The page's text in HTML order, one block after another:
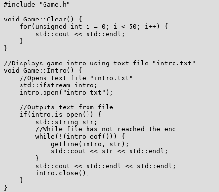
#include "Game.h"
void Game::Clear() {
    for(unsigned int i = 0; i < 50; i++) {
        std::cout << std::endl;
    }
}
//Displays game intro using text file "intro.txt"
void Game::Intro() {
    //Opens text file "intro.txt"
    std::ifstream intro;
    intro.open("intro.txt");
    //Outputs text from file
    if(intro.is_open()) {
        std::string str;
        //While file has not reached the end
        while(!(intro.eof())) {
            getline(intro, str);
            std::cout << str << std::endl;
        }
        std::cout << std::endl << std::endl;
        intro.close();
    }
}